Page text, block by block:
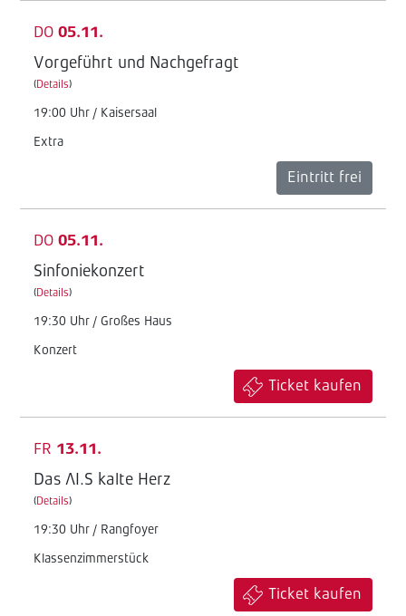
DO 05.11.
Vorgeführt und Nachgefragt
(Details)
19:00 Uhr / Kaisersaal
Extra
Eintritt frei
DO 05.11.
Sinfoniekonzert
(Details)
19:30 Uhr / Großes Haus
Konzert
Ticket kaufen
FR 13.11.
Das AI.S kalte Herz
(Details)
19:30 Uhr / Rangfoyer
Klassenzimmerstück
Ticket kaufen